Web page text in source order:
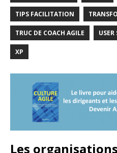
TIPS FACILITATION
TRUC DE COACH AGILE USER
XP
Les